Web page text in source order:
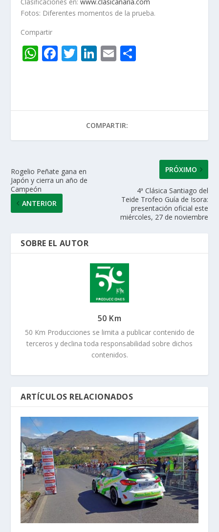
Fotos: Diferentes momentos de la prueba.
Compartir
W
h
A
p
F
ac
o
k
T
w
Li
n
dI
n
E
m
ar
r
COMPARTIR:
Rogelio Peñate gana en
Japón y cierra un año de
Campeón
ANTERIOR
PRÓXIMO
4ª Clásica Santiago del
Teide Trofeo Guía de Isora:
presentación oficial este
miércoles, 27 de noviembre
SOBRE EL AUTOR
50 Km
50 Km Producciones se limita a publicar contenido de
terceros y declina toda responsabilidad sobre dichos
contenidos.
ARTÍCULOS RELACIONADOS